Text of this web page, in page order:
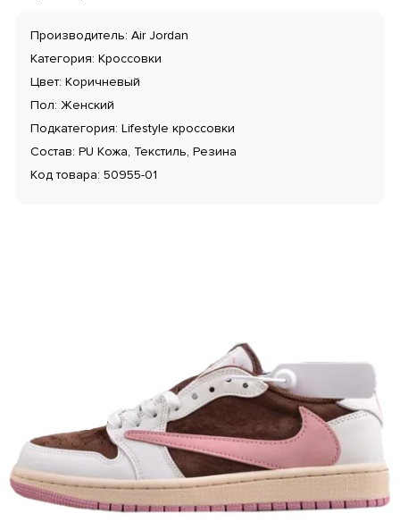
Производитель: Air Jordan
Категория: Кроссовки
Цвет: Коричневый
Пол: Женский
Подкатегория: Lifestyle кроссовки
Состав: PU Кожа, Текстиль, Резина
Код товара: 50955-01